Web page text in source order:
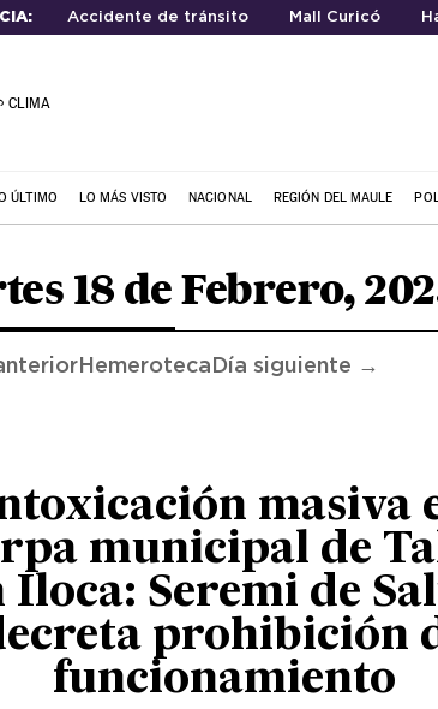
Accidente de tránsito Mall Curicó
CLIMA
ÚLTIMO LO MÁS VISTO NACIONAL REGIÓN DEL MAULE
18 de Febrero,
Hemeroteca Día siguiente →
masiva
municipal de
Iloca: Seremi de
prohibición
funcionamiento